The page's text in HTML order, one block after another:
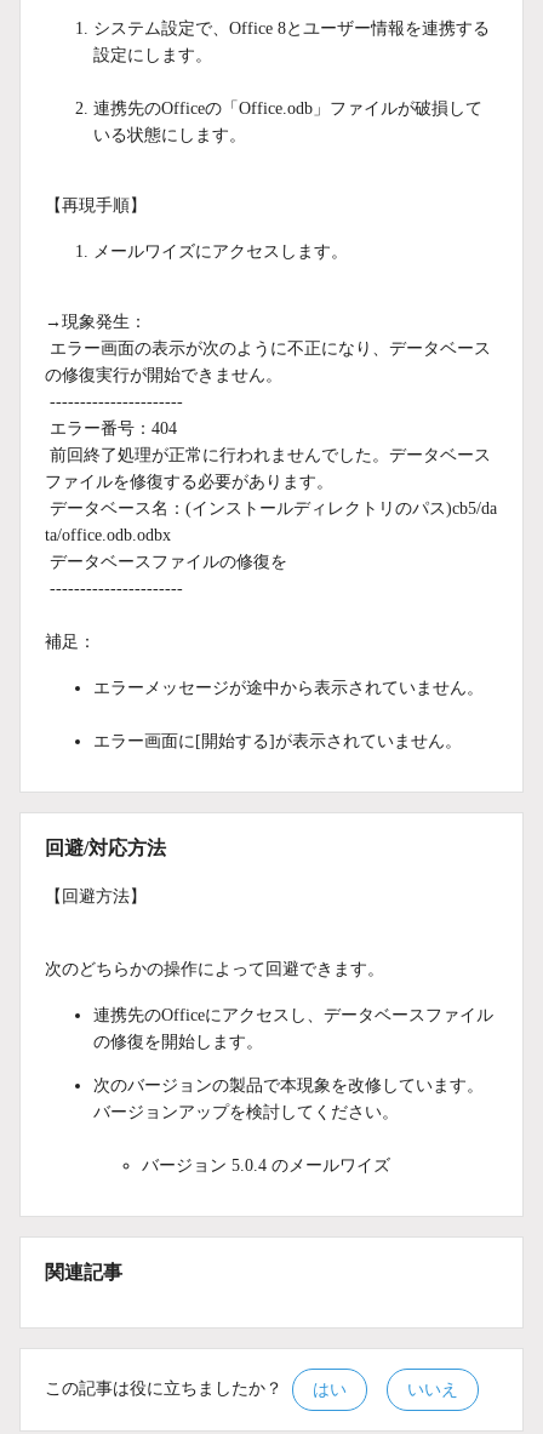
システム設定で、Office 8とユーザー情報を連携する
設定にします。
連携先のOfficeの「Office.odb」ファイルが破損して
いる状態にします。
【再現手順】
メールワイズにアクセスします。
→現象発生：
エラー画面の表示が次のように不正になり、データベース
の修復実行が開始できません。
----------------------
エラー番号：404
前回終了処理が正常に行われませんでした。データベース
ファイルを修復する必要があります。
データベース名：(インストールディレクトリのパス)cb5/da
ta/office.odb.odbx
データベースファイルの修復を
----------------------
補足：
エラーメッセージが途中から表示されていません。
エラー画面に[開始する]が表示されていません。
回避/対応方法
【回避方法】
次のどちらかの操作によって回避できます。
連携先のOfficeにアクセスし、データベースファイル
の修復を開始します。
次のバージョンの製品で本現象を改修しています。
バージョンアップを検討してください。
バージョン 5.0.4 のメールワイズ
関連記事
この記事は役に立ちましたか？ はい いいえ